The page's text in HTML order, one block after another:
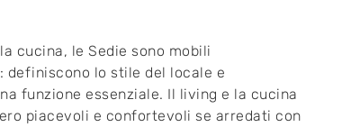
cucina, le Sedie sono mobili
definiscono lo stile del locale e
funzione essenziale. Il living e la cucina
piacevoli e confortevoli se arredati con